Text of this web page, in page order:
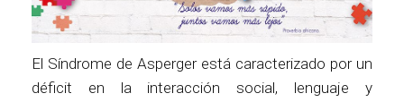
El Síndrome de Asperger está caracterizado por un
déficit en la interacción social, lenguaje y